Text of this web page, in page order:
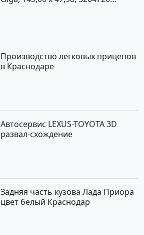
Производство легковых прицепов
в Краснодаре
Автосервис LEXUS-TOYOTA 3D
развал-схождение
Задняя часть кузова Лада Приора
цвет белый Краснодар